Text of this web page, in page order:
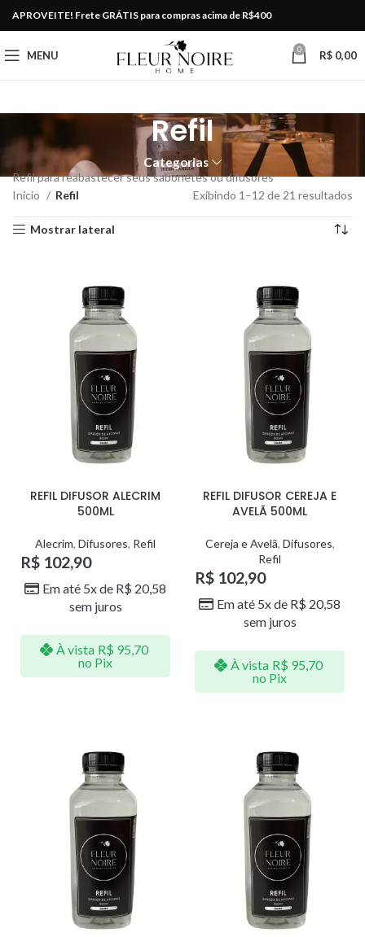
APROVEITE! Frete GRÁTIS para compras acima de R$400
MENU 0 R$ 0,00
Refil
Categorias
Refil para reabastecer seus sabonetes ou difusores
Início
Refil Exibindo 1–12 de 21 resultados
Mostrar lateral
REFIL DIFUSOR ALECRIM
500ML
Alecrim, Difusores, Refil
R$ 102,90
Em até 5x de R$ 20,58
sem juros
À vista R$ 95,70
no Pix
REFIL DIFUSOR CEREJA E
AVELÃ 500ML
Cereja e Avelã, Difusores,
Refil
R$ 102,90
Em até 5x de R$ 20,58
sem juros
À vista R$ 95,70
no Pix